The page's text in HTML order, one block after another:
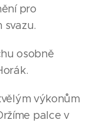
pro
svazu.
osobně
výkonům
palce v